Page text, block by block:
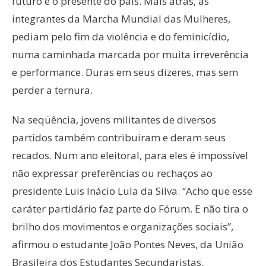
integrantes da Marcha Mundial das Mulheres,
pediam pelo fim da violência e do feminicídio,
numa caminhada marcada por muita irreverência
e performance. Duras em seus dizeres, mas sem
perder a ternura.
Na seqüência, jovens militantes de diversos
partidos também contribuiram e deram seus
recados. Num ano eleitoral, para eles é impossível
não expressar preferências ou rechaços ao
presidente Luis Inácio Lula da Silva. “Acho que esse
caráter partidário faz parte do Fórum. E não tira o
brilho dos movimentos e organizações sociais”,
afirmou o estudante João Pontes Neves, da União
Brasileira dos Estudantes Secundaristas.